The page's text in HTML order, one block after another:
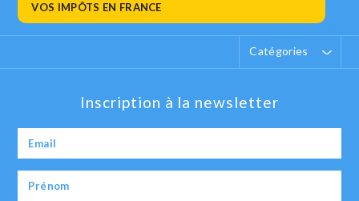
VOS IMPÔTS EN FRANCE
Catégories
Inscription à la newsletter